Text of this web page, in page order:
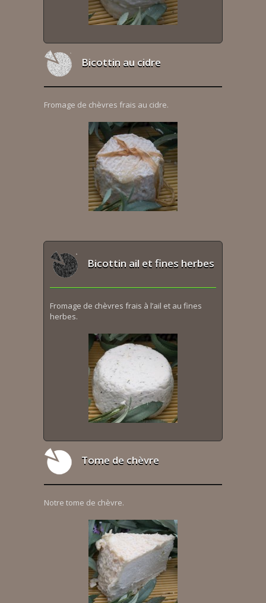
Bicottin au cidre
Fromage de chèvres frais au cidre.
Bicottin ail et fines herbes
Fromage de chèvres frais à l’ail et au fines
herbes.
Tome de chèvre
Notre tome de chèvre.